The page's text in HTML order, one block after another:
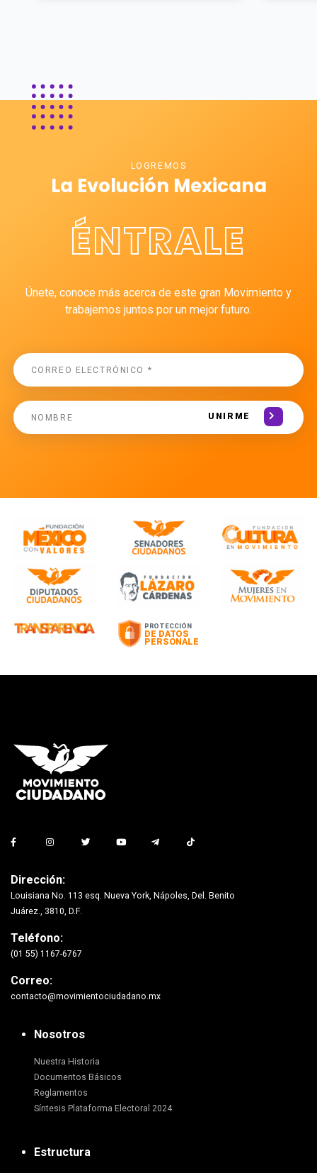
LOGREMOS
La Evolución Mexicana
ÉNTRALE
Únete, conoce más acerca de este gran Movimiento y
trabajemos juntos por un mejor futuro.
UNIRME
Dirección:
Louisiana No. 113 esq. Nueva York, Nápoles, Del. Benito
Juárez., 3810, D.F.
Teléfono:
(01 55) 1167-6767
Correo:
contacto@movimientociudadano.mx
Nosotros
Nuestra Historia
Documentos Básicos
Reglamentos
Síntesis Plataforma Electoral 2024
Estructura